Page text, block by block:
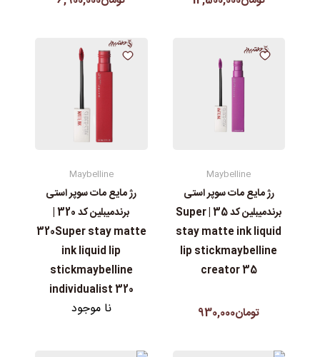
Maybelline
رژ مایع مات سوپر استی‌
برندمیبلین کد 35 | Super
stay matte ink liquid
lip stickmaybelline
creator 35
تومان930,000
Maybelline
رژ مایع مات سوپر استی‌
برندمیبلین کد 320 |
320Super stay matte
ink liquid lip
stickmaybelline
individualist 320
نا موجود